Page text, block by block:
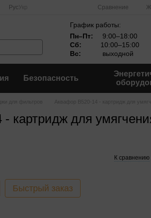
Рус Сравнение
График работы:
Пн–Пт:
9:00–18:00
Сб:
10:00–15:00
Вс:
выходной
Безопасность
для фильтров Аквафор В520-14 - картридж для
картридж для
К сравнению
Быстрый заказ